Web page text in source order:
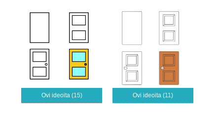
Ovi ideoita (15) Ovi ideoita (11)